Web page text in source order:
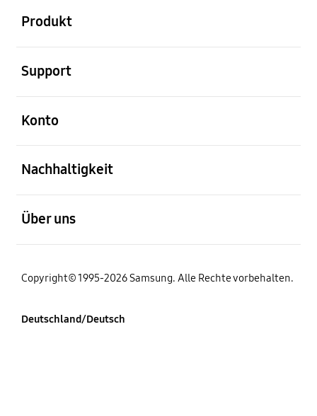
Produkt
Support
Konto
Nachhaltigkeit
Über uns
Copyright© 1995-2026 Samsung. Alle Rechte vorbehalten.
Deutschland/Deutsch